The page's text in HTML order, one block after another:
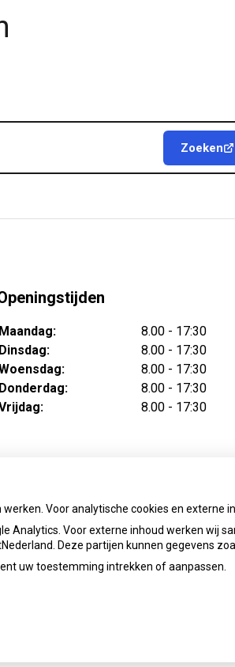
Zoeken
Maandag:
8.00 - 17:30
Dinsdag:
8.00 - 17:30
8.00 - 17:30
Donderdag:
8.00 - 17:30
8.00 - 17:30
Voor analytische cookies en externe
Voor externe inhoud werken wij
Deze partijen kunnen gegevens
uw toestemming intrekken of aanpassen.